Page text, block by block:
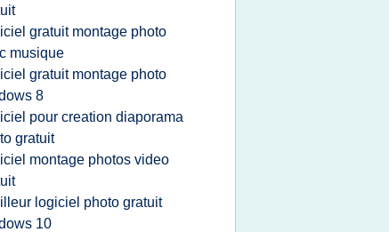
gratuit montage photo
musique
gratuit montage photo
8
pour creation diaporama
gratuit
montage photos video
logiciel photo gratuit
10